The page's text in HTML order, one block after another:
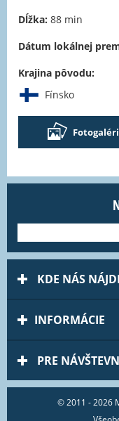
Dĺžka: 88 min
Dátum lokálnej
Krajina pôvodu:
Fínsko
KDE NÁS
INFORMÁCIE
PRE
© 2011 - 2026